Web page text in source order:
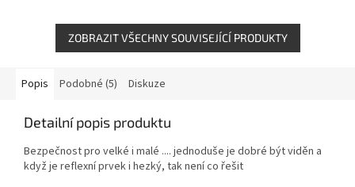
ZOBRAZIT VŠECHNY SOUVISEJÍCÍ PRODUKTY
Popis Podobné (5) Diskuze
Detailní popis produktu
Bezpečnost pro velké i malé .... jednoduše je dobré být viděn a
když je reflexní prvek i hezký, tak není co řešit